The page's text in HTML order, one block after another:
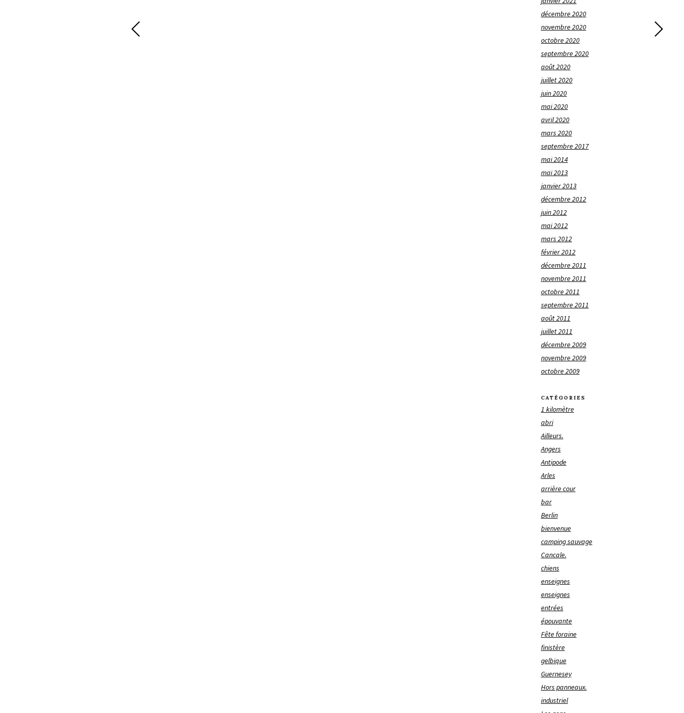
décembre 2020
novembre 2020
octobre 2020
septembre 2020
août 2020
juillet 2020
juin 2020
mai 2020
avril 2020
mars 2020
septembre 2017
mai 2014
mai 2013
janvier 2013
décembre 2012
juin 2012
mai 2012
mars 2012
février 2012
décembre 2011
novembre 2011
octobre 2011
septembre 2011
août 2011
juillet 2011
décembre 2009
novembre 2009
octobre 2009
CATÉGORIES
1 kilomètre
abri
Ailleurs.
Angers
Antipode
Arles
arrière cour
bar
Berlin
bienvenue
camping sauvage
Cancale.
chiens
enseignes
enseignes
entrées
épouvante
Fête foraine
finistère
gelbique
Guernesey
Hors panneaux.
industriel